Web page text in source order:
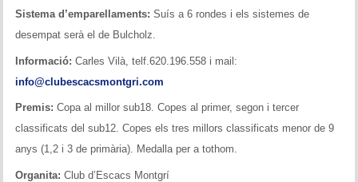
Sistema d’emparellaments: Suís a 6 rondes i els sistemes de
desempat serà el de Bulcholz.
Informació: Carles Vilà, telf.620.196.558 i mail:
info@clubescacsmontgri.com
Premis: Copa al millor sub18. Copes al primer, segon i tercer
classificats del sub12. Copes els tres millors classificats menor de 9
anys (1,2 i 3 de primària). Medalla per a tothom.
Organita: Club d’Escacs Montgrí